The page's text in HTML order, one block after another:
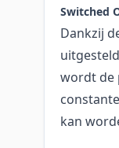
Switched
Dankzij
wordt de
kan